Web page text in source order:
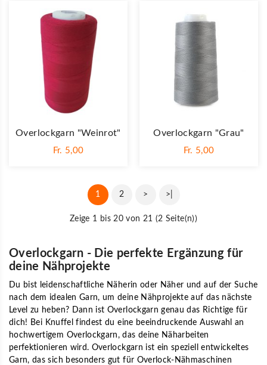
Overlockgarn "weinrot"
Fr. 5,00
Overlockgarn "grau"
Fr. 5,00
1 2 > >|
Zeige 1 bis 20 von 21 (2 Seite(n))
Overlockgarn - Die perfekte Ergänzung für
deine Nähprojekte
Du bist leidenschaftliche Näherin oder Näher und auf der Suche
nach dem idealen Garn, um deine Nähprojekte auf das nächste
Level zu heben? Dann ist Overlockgarn genau das Richtige für
dich! Bei Knuffel findest du eine beeindruckende Auswahl an
hochwertigem Overlockgarn, das deine Näharbeiten
perfektionieren wird. Overlockgarn ist ein speziell entwickeltes
Garn, das sich besonders gut für Overlock-Nähmaschinen